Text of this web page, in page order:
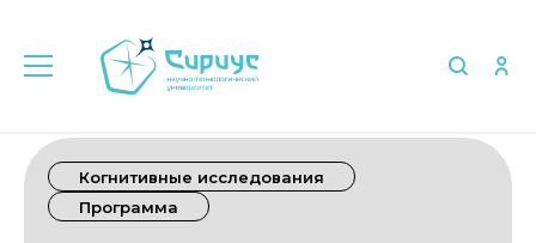
Когнитивные исследования
Программа